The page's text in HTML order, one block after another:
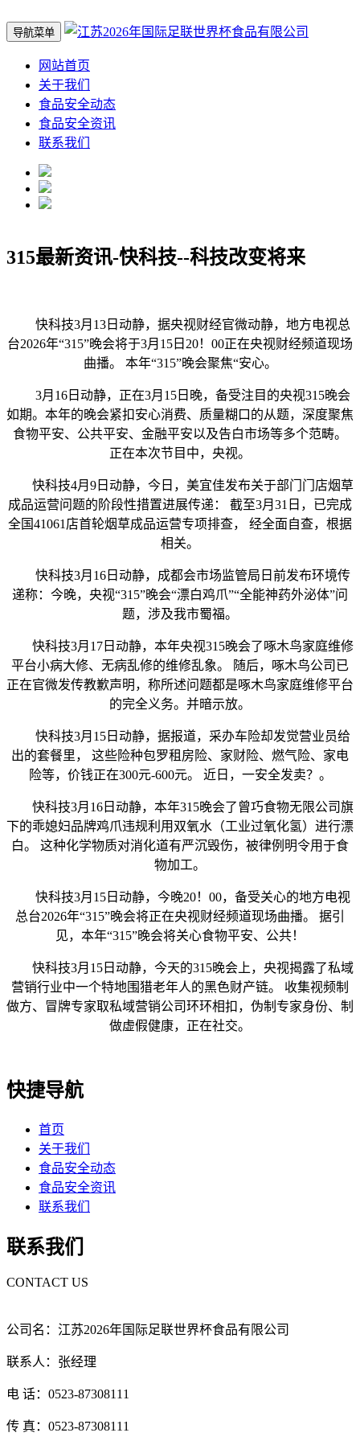
导航菜单
网站首页
关于我们
食品安全动态
食品安全资讯
联系我们
315最新资讯-快科技--科技改变将来
快科技3月13日动静，据央视财经官微动静，地方电视总
台2026年“315”晚会将于3月15日20！00正在央视财经频道现场
曲播。 本年“315”晚会聚焦“安心。
3月16日动静，正在3月15日晚，备受注目的央视315晚会
如期。本年的晚会紧扣安心消费、质量糊口的从题，深度聚焦
食物平安、公共平安、金融平安以及告白市场等多个范畴。
正在本次节目中，央视。
快科技4月9日动静，今日，美宜佳发布关于部门门店烟草
成品运营问题的阶段性措置进展传递： 截至3月31日，已完成
全国41061店首轮烟草成品运营专项排查， 经全面自查，根据
相关。
快科技3月16日动静，成都会市场监管局日前发布环境传
递称：今晚，央视“315”晚会“漂白鸡爪”“全能神药外泌体”问
题，涉及我市蜀福。
快科技3月17日动静，本年央视315晚会了啄木鸟家庭维修
平台小病大修、无病乱修的维修乱象。 随后，啄木鸟公司已
正在官微发传教歉声明，称所述问题都是啄木鸟家庭维修平台
的完全义务。并暗示放。
快科技3月15日动静，据报道，采办车险却发觉营业员给
出的套餐里， 这些险种包罗租房险、家财险、燃气险、家电
险等，价钱正在300元-600元。 近日，一安全发卖？。
快科技3月16日动静，本年315晚会了曾巧食物无限公司旗
下的乖媳妇品牌鸡爪违规利用双氧水（工业过氧化氢）进行漂
白。 这种化学物质对消化道有严沉毁伤，被律例明令用于食
物加工。
快科技3月15日动静，今晚20！00，备受关心的地方电视
总台2026年“315”晚会将正在央视财经频道现场曲播。 据引
见，本年“315”晚会将关心食物平安、公共！
快科技3月15日动静，今天的315晚会上，央视揭露了私域
营销行业中一个特地围猎老年人的黑色财产链。 收集视频制
做方、冒牌专家取私域营销公司环环相扣，伪制专家身份、制
做虚假健康，正在社交。
快捷导航
首页
关于我们
食品安全动态
食品安全资讯
联系我们
联系我们
CONTACT US
公司名：江苏2026年国际足联世界杯食品有限公司
联系人：张经理
电 话：0523-87308111
传 真：0523-87308111